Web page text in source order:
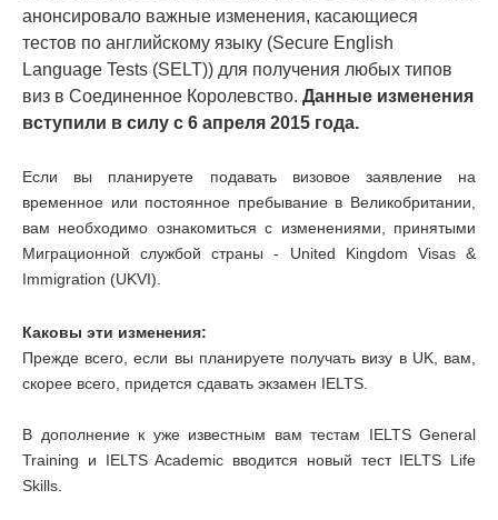
анонсировало важные изменения, касающиеся
тестов по английскому языку (Secure English
Language Tests (SELT)) для получения любых типов
виз в Соединенное Королевство. Данные изменения
вступили в силу с 6 апреля 2015 года.
Если вы планируете подавать визовое заявление на
временное или постоянное пребывание в Великобритании,
вам необходимо ознакомиться с изменениями, принятыми
Миграционной службой страны - United Kingdom Visas &
Immigration (UKVI).
Каковы эти изменения:
Прежде всего, если вы планируете получать визу в UK, вам,
скорее всего, придется сдавать экзамен IELTS.
В дополнение к уже известным вам тестам IELTS General
Training и IELTS Academic вводится новый тест IELTS Life
Skills.